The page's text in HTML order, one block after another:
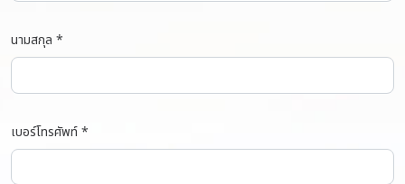
นามสกุล *
เบอร์โทรศัพท์ *